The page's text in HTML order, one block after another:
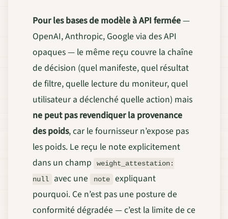
Pour les bases de modèle à API fermée—
OpenAI, Anthropic, Google via des API
opaques — le même reçu couvre la chaîne
de décision (quel manifeste, quel résultat
de filtre, quelle lecture du moniteur, quel
utilisateur a déclenché quelle action) mais
ne peut pas revendiquer la provenance
des poids, car le fournisseur n’expose pas
les poids. Le reçu le note explicitement
dans un champ
weight_attestation:
null
avec une note
expliquant
pourquoi. Ce n’est pas une posture de
conformité dégradée — c’est la limite de ce